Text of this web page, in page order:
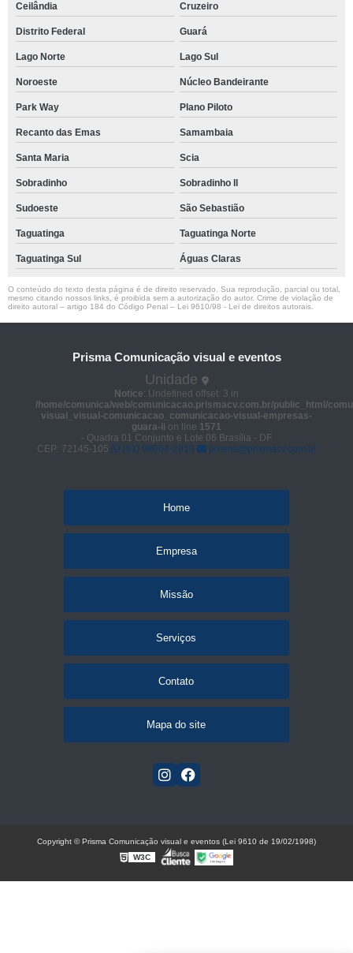
Ceilândia Cruzeiro
Distrito Federal Guará
Lago Norte Lago Sul
Noroeste Núcleo Bandeirante
Park Way Plano Piloto
Recanto das Emas Samambaia
Santa Maria Scia
Sobradinho Sobradinho ll
Sudoeste São Sebastião
Taguatinga Taguatinga Norte
Taguatinga Sul Águas Claras
O conteúdo do texto desta página é de direito reservado. Sua reprodução, parcial ou total,
mesmo citando nossos links, é proibida sem a autorização do autor. Crime de violação de
direito autoral – artigo 184 do Código Penal – Lei 9610/98 - Lei de direitos autorais
Prisma Comunicação visual e eventos
Unidade
Notice: Undefined offset: 3 in
/home/comunica/web/comunicacao.prismacv.com.br/public_html/
visual_visual-comunicacao_comunicacao-visual-empresas-
guara-ii on line 1571
- Quadra 01 Conjunto e Lote 06 Brasília - DF
CEP: 72145-105
(61) 98664-2818 prisma@prismacv.com.br
Home
Empresa
Missão
Serviços
Contato
Mapa do site
Copyright © Prisma Comunicação visual e eventos (Lei 9610 de 19/02/1998)
W3C